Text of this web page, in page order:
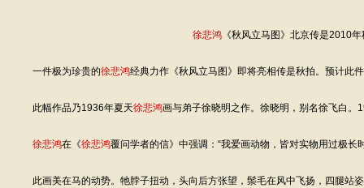
徐悲鸿 《秋风立马图》北京传是2010
一件极为珍贵的徐悲鸿经典力作《秋风立马图》即将亮相传是秋拍。预计此
此幅作品乃1936年夏天徐悲鸿画与弟子徐晓明之作。徐晓明，别名徐飞白
徐悲鸿在《徐悲鸿覆问学者的信》中强调：“我爱画动物，皆对实物用过极
此画美在马的动势。牠脖子扭动，头向后方张望，鬃毛在风中飞扬，四腿站姿